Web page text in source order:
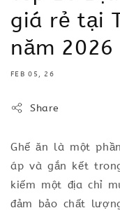
giá rẻ tại
năm 2026
FEB 05, 26
Share
Ghế ăn là một
áp và gắn kết
kiếm một địa chỉ
đảm bảo chất